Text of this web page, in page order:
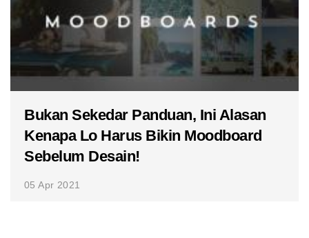
Bukan Sekedar Panduan, Ini Alasan
Kenapa Lo Harus Bikin Moodboard
Sebelum Desain!
05 Apr 2021